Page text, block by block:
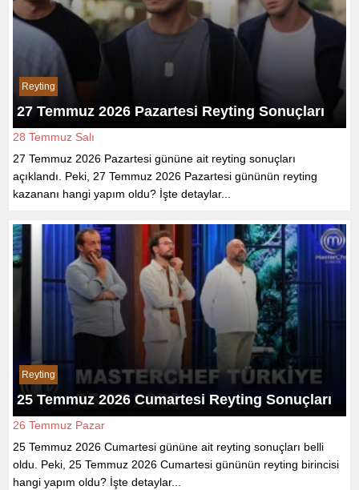
Reyting
27 Temmuz 2026 Pazartesi Reyting Sonuçları
28 Temmuz Salı
27 Temmuz 2026 Pazartesi gününe ait reyting sonuçları
açıklandı. Peki, 27 Temmuz 2026 Pazartesi gününün reyting
kazananı hangi yapım oldu? İşte detaylar...
Reyting
25 Temmuz 2026 Cumartesi Reyting Sonuçları
26 Temmuz Pazar
25 Temmuz 2026 Cumartesi gününe ait reyting sonuçları belli
oldu. Peki, 25 Temmuz 2026 Cumartesi gününün reyting birincisi
hangi yapım oldu? İşte detaylar...